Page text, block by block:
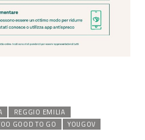
REGGIO EMILIA
GOOD TO GO YOUGOV